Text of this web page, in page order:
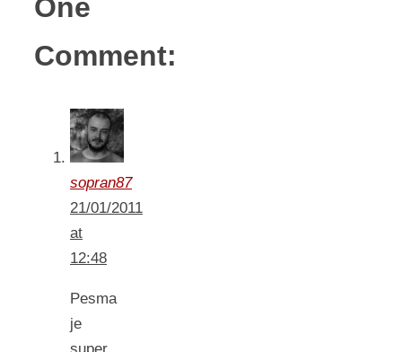
One
Comment:
sopran87
21/01/2011
at
12:48
Pesma
je